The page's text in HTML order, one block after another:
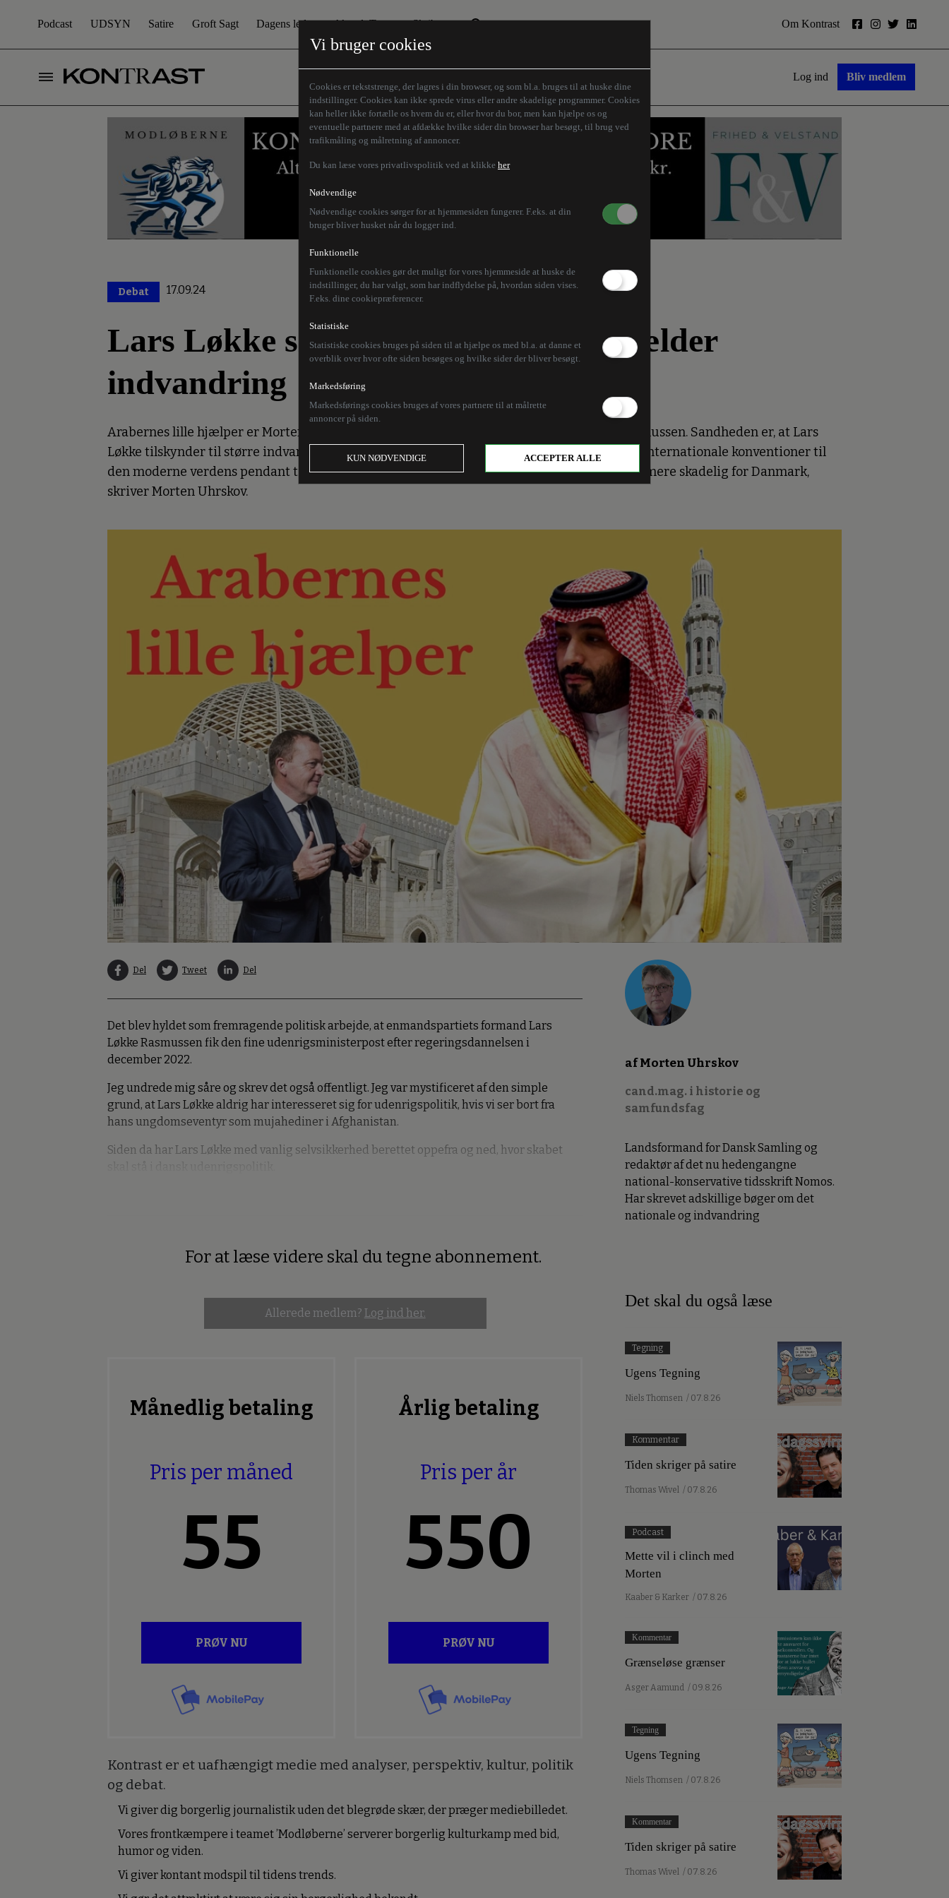
Vi bruger cookies
Cookies er tekststrenge, der lagres i din browser, og som bl.a. bruges til at huske dine
indstillinger. Cookies kan ikke sprede virus eller andre skadelige programmer. Cookies
kan heller ikke fortælle os hvem du er, eller hvor du bor, men kan hjælpe os og
eventuelle partnere med at afdække hvilke sider din browser har besøgt, til brug ved
trafikmåling og målretning af annoncer.
Du kan læse vores privatlivspolitik ved at klikke her
Nødvendige
Nødvendige cookies sørger for at hjemmesiden fungerer. F.eks. at din
bruger bliver husket når du logger ind.
Funktionelle
Funktionelle cookies gør det muligt for vores hjemmeside at huske de
indstillinger, du har valgt, som har indflydelse på, hvordan siden vises.
F.eks. dine cookiepræferencer.
Statistiske
Statistiske cookies bruges på siden til at hjælpe os med bl.a. at danne et
overblik over hvor ofte siden besøges og hvilke sider der bliver besøgt.
Markedsføring
Markedsførings cookies bruges af vores partnere til at målrette
annoncer på siden.
KUN NØDVENDIGE ACCEPTER ALLE
Podcast UDSYN Satire Groft Sagt Dagens leder Aktuelt Tema
Den borgelige brille
Humaniora forfra
Store Danskere
Skribenter
Z-aksen
Om Kontrast
Log ind Bliv medlem
Debat 17.09.24
Lars Løkke slår alle andre, når det gælder
indvandring
Arabernes lille hjælper er Morten Uhrskovs kaldenavn til udenrigsminister Lars Løkke Rasmussen. Sandheden er, at Lars
Løkke tilskynder til større indvandring fra Den Tredje Verden samtidig med, at han gør de internationale konventioner til
den moderne verdens pendant til de Ti Bud. Det er svært at finde en dansk politiker, der er mere skadelig for Danmark,
skriver Morten Uhrskov.
Del Tweet Del
Det blev hyldet som fremragende politisk arbejde, at enmandspartiets formand Lars
Løkke Rasmussen fik den fine udenrigsministerpost efter regeringsdannelsen i
december 2022.
Jeg undrede mig såre og skrev det også offentligt. Jeg var mystificeret af den simple
grund, at Lars Løkke aldrig har interesseret sig for udenrigspolitik, hvis vi ser bort fra
hans ungdomseventyr som mujahediner i Afghanistan.
Siden da har Lars Løkke med vanlig selvsikkerhed berettet oppefra og ned, hvor skabet
PremiumFor at læse videre skal du tegne abonnement.
Allerede medlem? Log ind her.
Månedlig betaling
Pris per måned
55
PRØV NU
Årlig betaling
Pris per år
550
PRØV NU
Kontrast er et uafhængigt medie med analyser, perspektiv, kultur, politik
og debat.
Vi giver dig borgerlig journalistik uden det blegrøde skær, der præger mediebilledet.
Vores frontkæmpere i teamet ’Modløberne’ serverer borgerlig kulturkamp med bid,
humor og viden.
Vi giver kontant modspil til tidens trends.
af Morten Uhrskov
cand.mag. i historie og
samfundsfag
Landsformand for Dansk Samling og
redaktør af det nu hedengangne
national-konservative tidsskrift Nomos.
Har skrevet adskillige bøger om det
nationale og indvandring
Det skal du også læse
Tegning
Ugens Tegning
Niels Thomsen / 07.8.26
Kommentar
Tiden skriger på satire
Thomas Wivel / 07.8.26
Podcast
Mette vil i clinch med
Morten
Kaaber & Karker / 07.8.26
Kommentar
Grænseløse grænser
Asger Aamund / 09.8.26
Tegning
Ugens Tegning
Niels Thomsen / 07.8.26
Kommentar
Tiden skriger på satire
Thomas Wivel / 07.8.26